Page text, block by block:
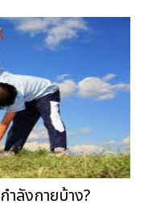
ำลังกายบ้าง?